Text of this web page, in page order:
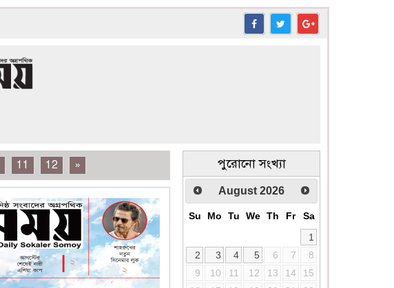
11 12 » পুরোনো সংখ্যা
August 2026
Su Mo Tu We Th Fr
Sa
1
2
3 4 5 6 7
8
9
10 11 12 13 14
15